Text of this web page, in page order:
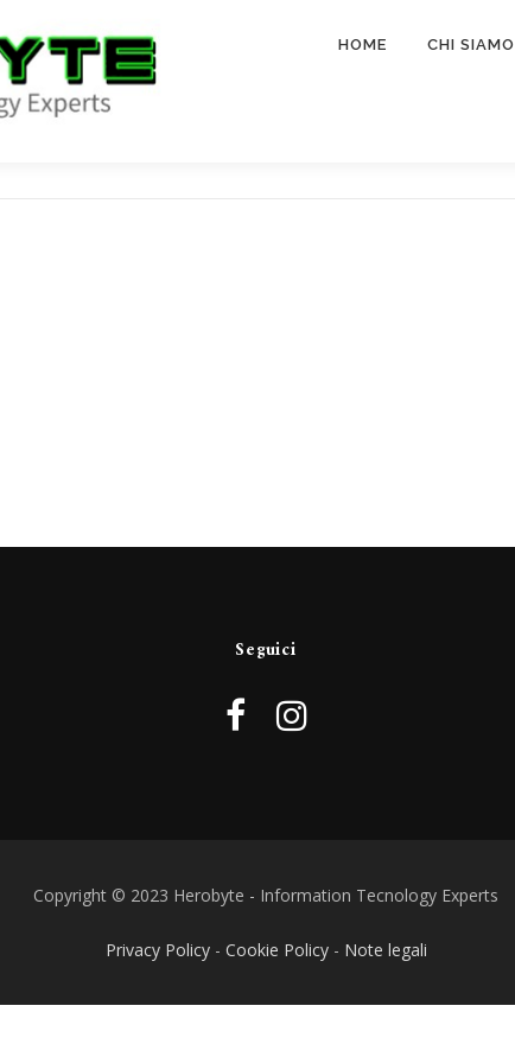
HOME CHI SIAMO
Seguici
Copyright © 2023 Herobyte - Information Tecnology Experts
Privacy Policy- Cookie Policy- Note legali